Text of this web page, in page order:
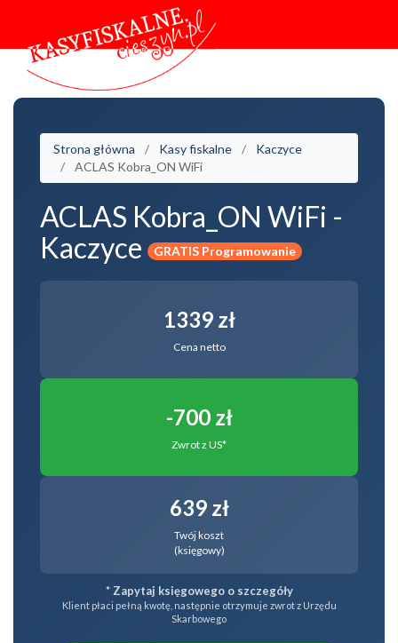
Strona główna Kasy fiskalne
Kaczyce
ACLAS Kobra_ON WiFi
ACLAS Kobra_ON WiFi -
Kaczyce
GRATIS Programowanie
1339 zł
Cena netto
-700 zł
Zwrot z US*
639 zł
Twój koszt
(księgowy)
* Zapytaj księgowego o szczegóły
Klient płaci pełną kwotę, następnie otrzymuje zwrot z Urzędu
Skarbowego